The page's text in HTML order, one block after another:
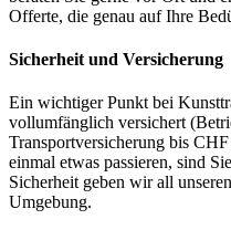
Offerte, die genau auf Ihre
Sicherheit und Versicherung
Ein wichtiger Punkt bei
vollumfänglich versichert
Transportversicherung bis
einmal etwas passieren, sind
Sicherheit geben wir all
Umgebung.